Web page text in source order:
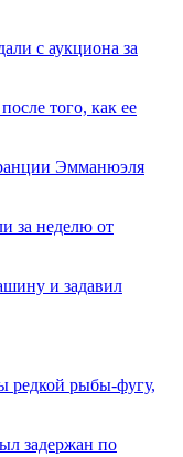
с аукциона за
того, как ее
Эмманюэля
за неделю от
и задавил
редкой рыбы-фугу,
задержан по